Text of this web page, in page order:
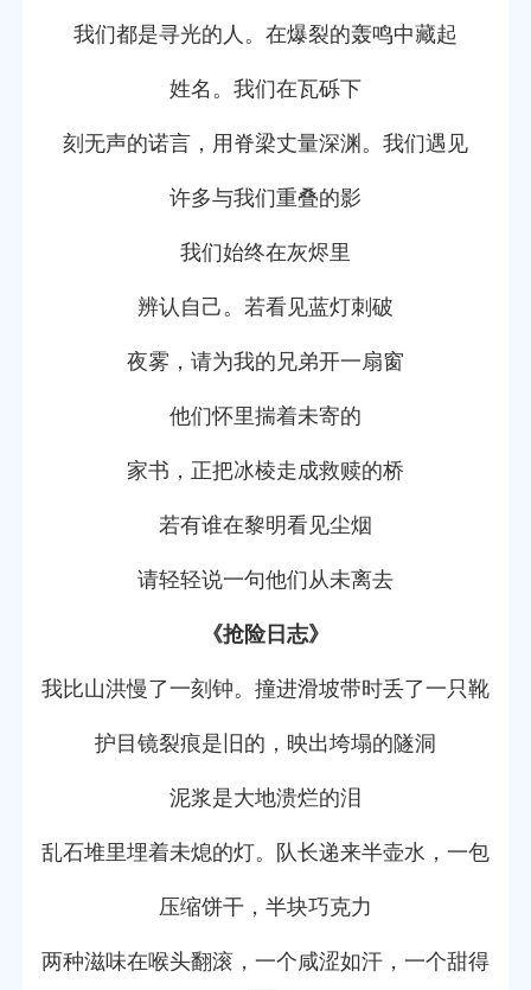
我们都是寻光的人。在爆裂的轰鸣中藏起
姓名。我们在瓦砾下
刻无声的诺言，用脊梁丈量深渊。我们遇见
许多与我们重叠的影
我们始终在灰烬里
辨认自己。若看见蓝灯刺破
夜雾，请为我的兄弟开一扇窗
他们怀里揣着未寄的
家书，正把冰棱走成救赎的桥
若有谁在黎明看见尘烟
请轻轻说一句他们从未离去
《抢险日志》
我比山洪慢了一刻钟。撞进滑坡带时丢了一只靴
护目镜裂痕是旧的，映出垮塌的隧洞
泥浆是大地溃烂的泪
乱石堆里埋着未熄的灯。队长递来半壶水，一包
压缩饼干，半块巧克力
两种滋味在喉头翻滚，一个咸涩如汗，一个甜得